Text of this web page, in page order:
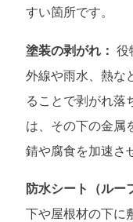
すい箇所です。
塗装の剥がれ： 役
外線や雨水、熱な
ることで剥がれ落
は、その下の金属
錆や腐食を加速さ
防水シート（ルー
下や屋根材の下に